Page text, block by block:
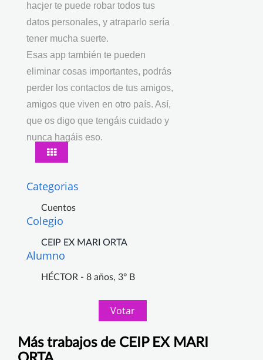
hacjer te puede robar todos tus
datos personales, y atraparlo sería
tener mucha suerte.
Esas app también te pueden
eliminar cosas importantes, podrás
perder los contactos de tus amigos,
amigos que viven en otro país. Así,
que os digo que tengáis cuidado y
nunca hagáis eso.
Categorias
Cuentos
Colegio
CEIP EX MARI ORTA
Alumno
HÉCTOR - 8 años, 3º B
Votar
Más trabajos de CEIP EX MARI